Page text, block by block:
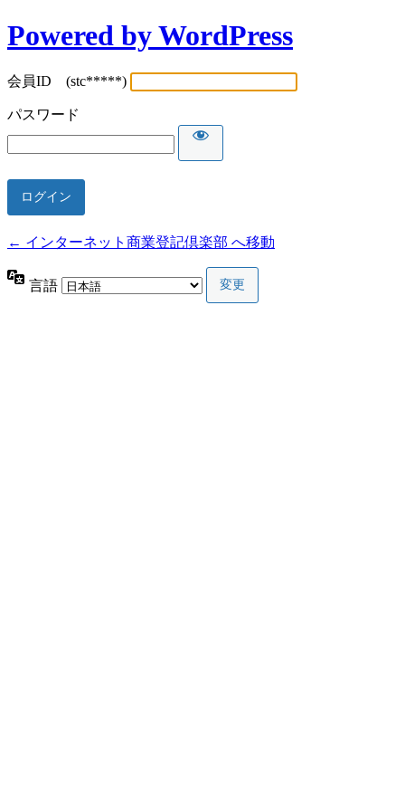
Powered by WordPress
会員ID (stc*****)
パスワード
← インターネット商業登記倶楽部 へ移動
言語